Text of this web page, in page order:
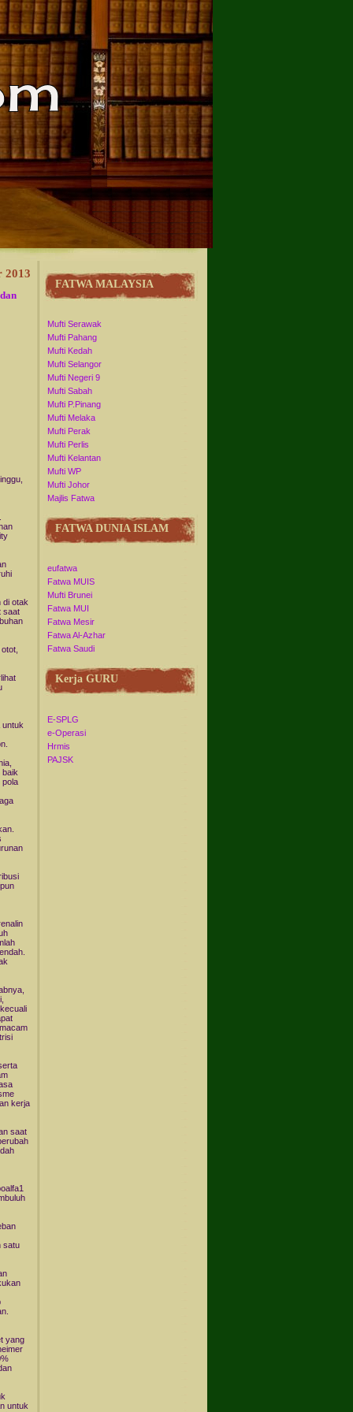
2013
di otak
saat
untuk
baik
pola
kerja
saat
satu
yang
untuk
FATWA MALAYSIA
Mufti Serawak
Mufti Pahang
Mufti Kedah
Mufti Selangor
Mufti Negeri 9
Mufti Sabah
Mufti P.Pinang
Mufti Melaka
Mufti Perak
Mufti Perlis
Mufti Kelantan
Mufti WP
Mufti Johor
Majlis Fatwa
FATWA DUNIA ISLAM
eufatwa
Fatwa MUIS
Mufti Brunei
Fatwa MUI
Fatwa Mesir
Fatwa Al-Azhar
Fatwa Saudi
Kerja GURU
E-SPLG
e-Operasi
Hrmis
PAJSK